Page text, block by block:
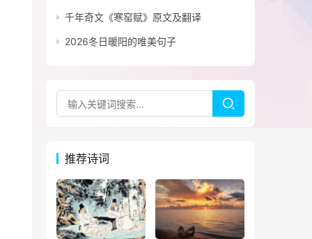
千年奇文《寒窑赋》原文及翻译
2026冬日暖阳的唯美句子
推荐诗词